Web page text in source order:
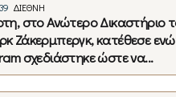
ΔΙΕΘΝΉ
στο Ανώτερο Δικαστήριο
Ζάκερμπεργκ, κατέθεσε
σχεδιάστηκε ώστε να...